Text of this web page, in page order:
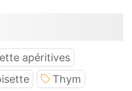
apéritives
Thym